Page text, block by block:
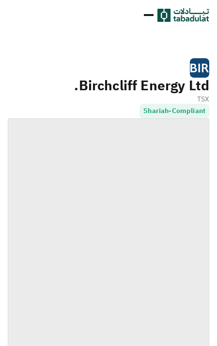
Birchcliff Energy Ltd.
TSX
Shariah-Compliant